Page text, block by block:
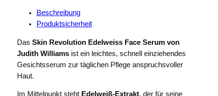
Beschreibung
Produktsicherheit
Das Skin Revolution Edelweiss Face Serum von
Judith Williamsist ein leichtes, schnell einziehendes
Gesichtsserum zur täglichen Pflege anspruchsvoller
Haut.
Im Mittelpunkt steht Edelweiß-Extrakt, der für seine